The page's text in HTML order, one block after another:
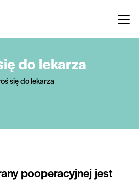
do lekarza
się do lekarza
pooperacyjnej jest